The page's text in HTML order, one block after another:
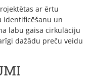
ar ērtu
identificēšanu un
labu gaisa cirkulāciju
dažādu preču veidu